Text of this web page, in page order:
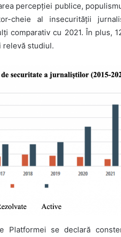
percepției publice,
cheie al insecurității
comparativ cu 2021. În plus,
relevă studiul.
Platformei se declară